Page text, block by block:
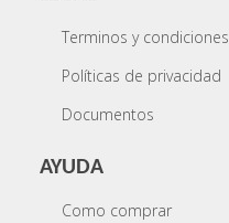
Terminos y condiciones
Políticas de privacidad
Documentos
AYUDA
Como comprar